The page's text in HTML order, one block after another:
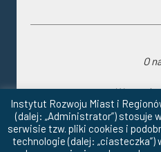
O
Wsparcie
Raport o
Instytut Rozwoju Miast i
(dalej: „Administrator”) stosuje
serwisie tzw. pliki cookies i
technologie (dalej: „ciasteczka”)